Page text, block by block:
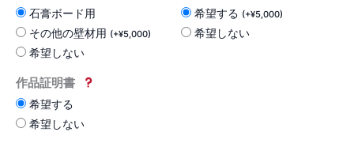
石膏ボード用
その他の壁材用 (+¥5,000)
希望しない
希望する (+¥5,000)
希望しない
作品証明書
希望する
希望しない